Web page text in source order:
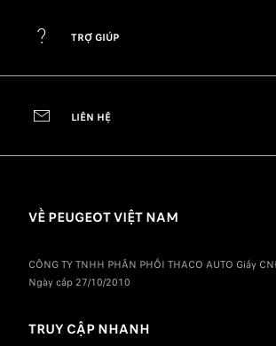
TRỢ GIÚP
LIÊN HỆ
VỀ PEUGEOT VIỆT NAM
CÔNG TY TNHH PHÂN PHỐI THACO AUTO Giấy
Ngày cấp 27/10/2010
TRUY CẬP NHANH